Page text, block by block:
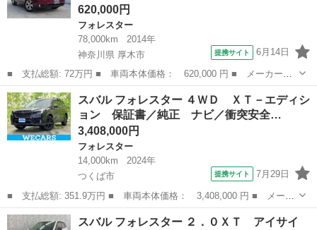
620,000円
フォレスター
78,000km
2014年
神奈川県 厚木市
提携サイト 6月14日
■ 支払総額: 72万円 ■ 車両本体価格： 620,000 円 ■ メーカー
名： スバル ■ 車種名： フォレスター ■ グレード名： ２．０
ｉ－Ｌ アイサイト リモコンキー ＳＤナビ ワンセグ バックカ
メラ ＥＴＣ ド...
神奈川 厚木市 フォレスター
スバル フォレスター ４ＷＤ ＸＴ－エディシ
ョン 保証書／純正 ナビ／衝突安全…
3,408,000円
フォレスター
14,000km
2024年
つくば市
提携サイト 7月29日
■ 支払総額: 351.9万円 ■ 車両本体価格： 3,408,000 円 ■ メーカ
ー名： スバル ■ 車種名： フォレスター ■ グレード名： ４Ｗ
Ｄ ＸＴ－エディション 保証書／純正 ナビ／衝突安全装置／シー
茨城 つくば市
スバル フォレスター ２．０ＸＴ アイサイ